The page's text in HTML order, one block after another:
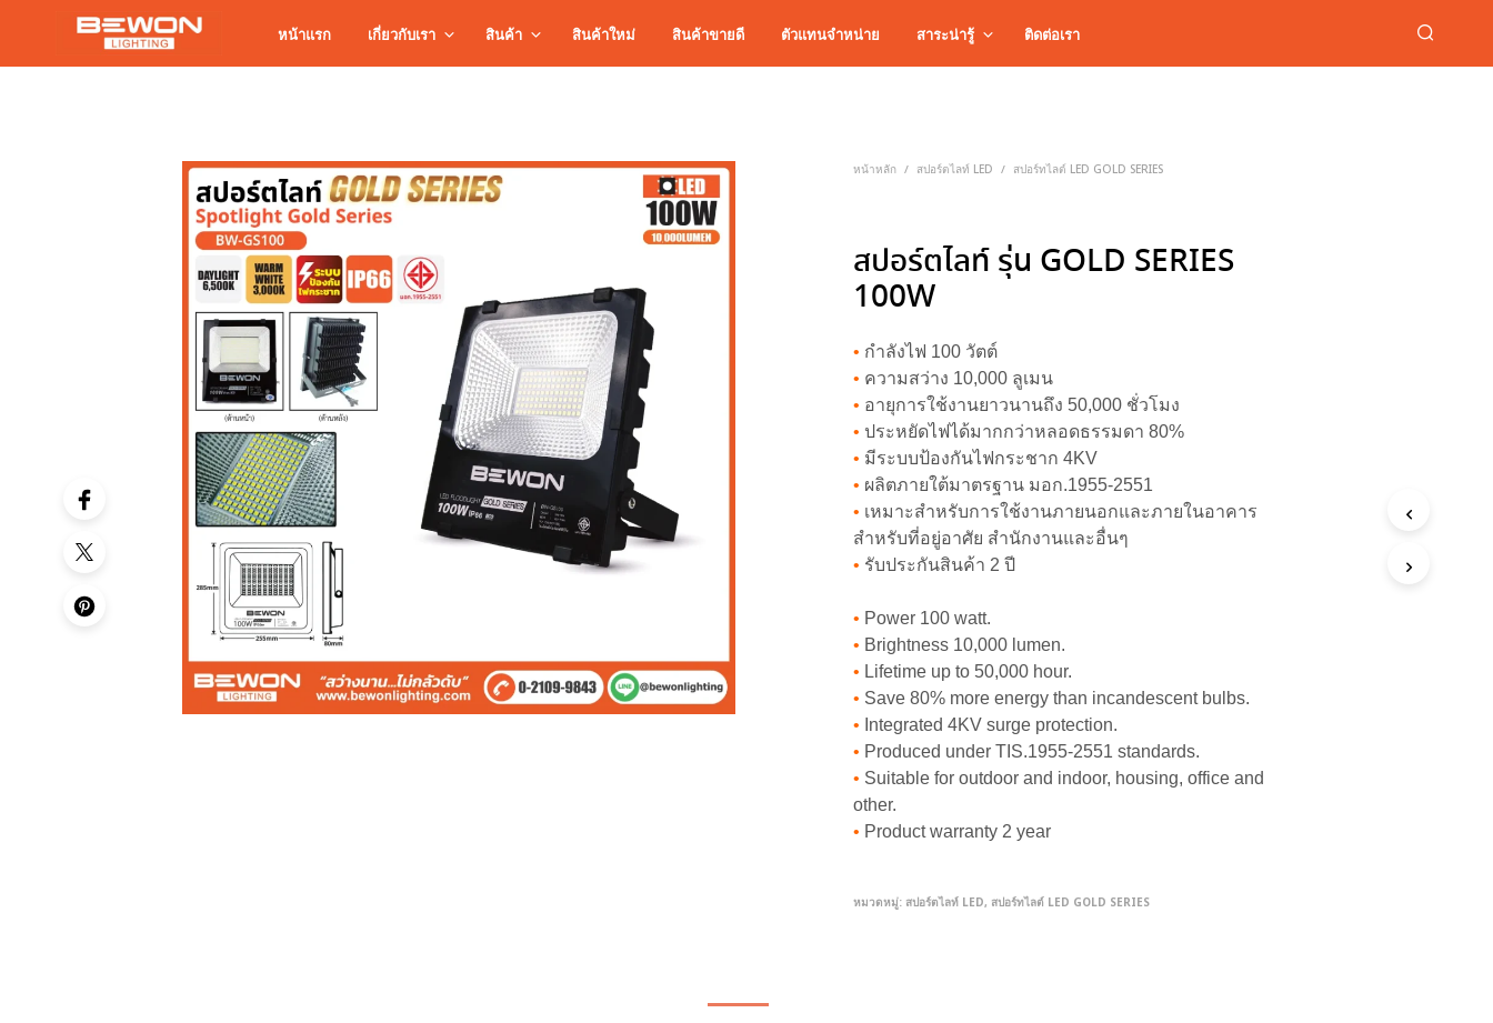
หน้าแรก เกี่ยวกับเรา สินค้า สินค้าใหม่ สินค้าขายดี ตัวแทนจำหน่าย สาระน่ารู้ ติดต่อเรา
หน้าหลัก / สปอร์ตไลท์ LED / สปอร์ทไลต์ LED GOLD SERIES
สปอร์ตไลท์ รุ่น GOLD SERIES
100W
• กำลังไฟ 100 วัตต์
• ความสว่าง 10,000 ลูเมน
• อายุการใช้งานยาวนานถึง 50,000 ชั่วโมง
• ประหยัดไฟได้มากกว่าหลอดธรรมดา 80%
• มีระบบป้องกันไฟกระชาก 4KV
• ผลิตภายใต้มาตรฐาน มอก.1955-2551
• เหมาะสำหรับการใช้งานภายนอกและภายในอาคาร
สำหรับที่อยู่อาศัย สำนักงานและอื่นๆ
• รับประกันสินค้า 2 ปี
• Power 100 watt.
• Brightness 10,000 lumen.
• Lifetime up to 50,000 hour.
• Save 80% more energy than incandescent bulbs.
• Integrated 4KV surge protection.
• Produced under TIS.1955-2551 standards.
• Suitable for outdoor and indoor, housing, office and
other.
• Product warranty 2 year
หมวดหมู่: สปอร์ตไลท์ LED, สปอร์ทไลต์ LED GOLD SERIES